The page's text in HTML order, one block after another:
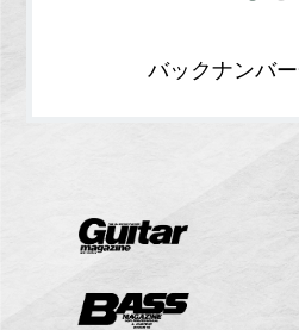
バックナンバ